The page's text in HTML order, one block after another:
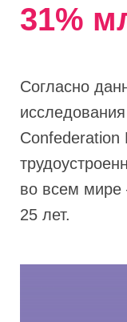
31%
Согласно
Confederation
во всем
25 лет.